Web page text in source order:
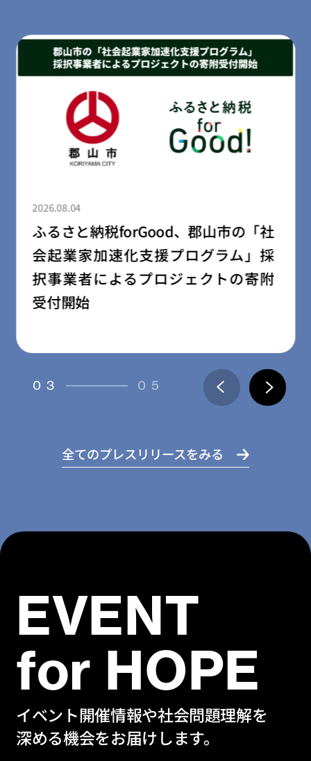
2026.08.04
ふるさと納税forGood、郡山市の「社
会起業家加速化支援プログラム」採
択事業者によるプロジェクトの寄附
受付開始
03 05
全てのプレスリリースをみる
EVENT
for HOPE
イベント開催情報や社会問題理解を
深める機会をお届けします。